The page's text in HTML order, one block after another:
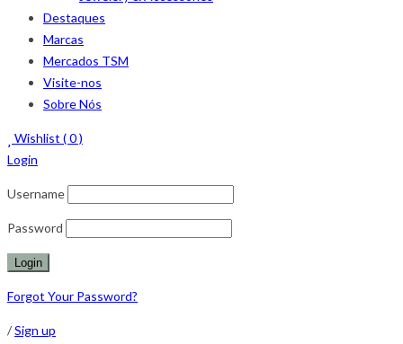
Destaques
Marcas
Mercados TSM
Visite-nos
Sobre Nós
Wishlist (0)
Login
Username
Password
Forgot Your Password?
/Sign up